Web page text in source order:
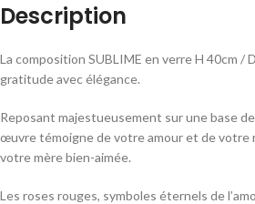
Description
La composition SUBLIME en verre H 40cm /
gratitude avec élégance.
Reposant majestueusement sur une base
œuvre témoigne de votre amour et de votre
votre mère bien-aimée.
Les roses rouges, symboles éternels de